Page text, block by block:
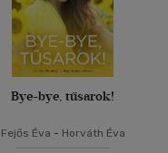
Bye-bye, tűsarok!
Fejős Éva - Horváth Éva